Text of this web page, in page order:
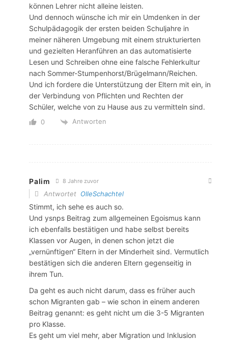
können Lehrer nicht alleine leisten.
Und dennoch wünsche ich mir ein Umdenken in der
Schulpädagogik der ersten beiden Schuljahre in
meiner näheren Umgebung mit einem strukturierten
und gezielten Heranführen an das automatisierte
Lesen und Schreiben ohne eine falsche Fehlerkultur
nach Sommer-Stumpenhorst/Brügelmann/Reichen.
Und ich fordere die Unterstützung der Eltern mit ein, in
der Verbindung von Pflichten und Rechten der
Schüler, welche von zu Hause aus zu vermitteln sind.
0 Antworten
Palim 8 Jahre zuvor
Antwortet OlleSchachtel
Stimmt, ich sehe es auch so.
Und ysnps Beitrag zum allgemeinen Egoismus kann
ich ebenfalls bestätigen und habe selbst bereits
Klassen vor Augen, in denen schon jetzt die
„vernünftigen“ Eltern in der Minderheit sind. Vermutlich
bestätigen sich die anderen Eltern gegenseitig in
ihrem Tun.
Da geht es auch nicht darum, dass es früher auch
schon Migranten gab – wie schon in einem anderen
Beitrag genannt: es geht nicht um die 3-5 Migranten
pro Klasse.
Es geht um viel mehr, aber Migration und Inklusion